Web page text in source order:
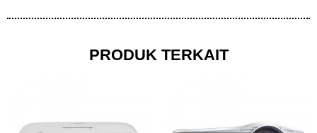
PRODUK TERKAIT